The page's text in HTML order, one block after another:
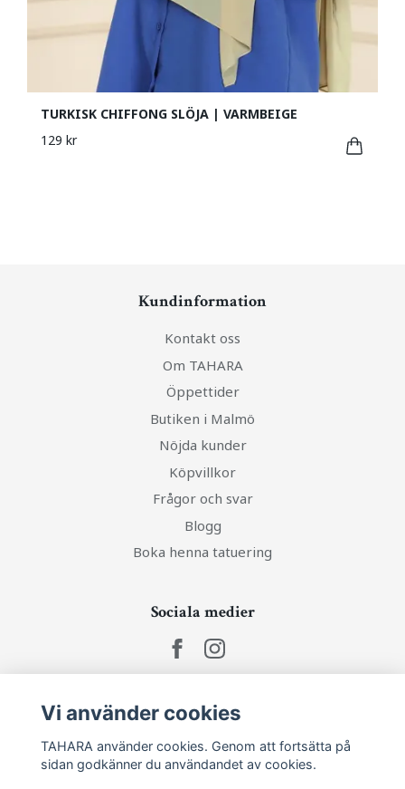
TURKISK CHIFFONG SLÖJA | VARMBEIGE
129 kr
Kundinformation
Kontakt oss
Om TAHARA
Öppettider
Butiken i Malmö
Nöjda kunder
Köpvillkor
Frågor och svar
Blogg
Boka henna tatuering
Sociala medier
Ta del av senaste nytt och unika erbjudanden!
Prenumerera
Vi använder cookies
TAHARA använder cookies. Genom att fortsätta på
sidan godkänner du användandet av cookies.